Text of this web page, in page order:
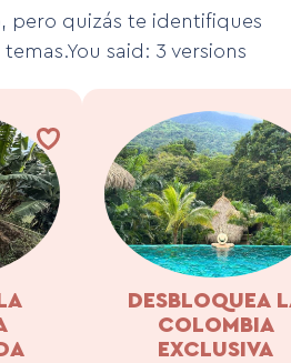
pero quizás te identifiques
said: 3 versions
DESBLOQUEA
COLOMBIA
EXCLUSIVA